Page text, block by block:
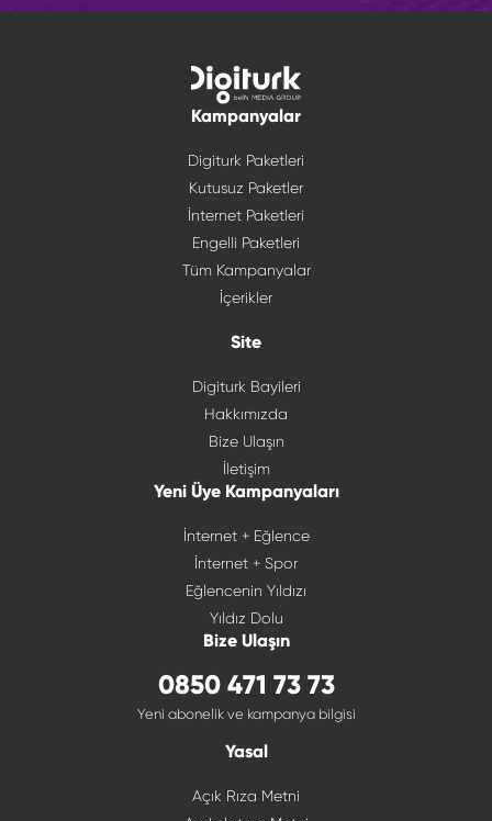
Kampanyalar
Digiturk Paketleri
Kutusuz Paketler
İnternet Paketleri
Engelli Paketleri
Tüm Kampanyalar
İçerikler
Site
Digiturk Bayileri
Hakkımızda
Bize Ulaşın
İletişim
Yeni Üye Kampanyaları
İnternet + Eğlence
İnternet + Spor
Eğlencenin Yıldızı
Yıldız Dolu
Bize Ulaşın
0850 471 73 73
Yeni abonelik ve kampanya bilgisi
Yasal
Açık Rıza Metni